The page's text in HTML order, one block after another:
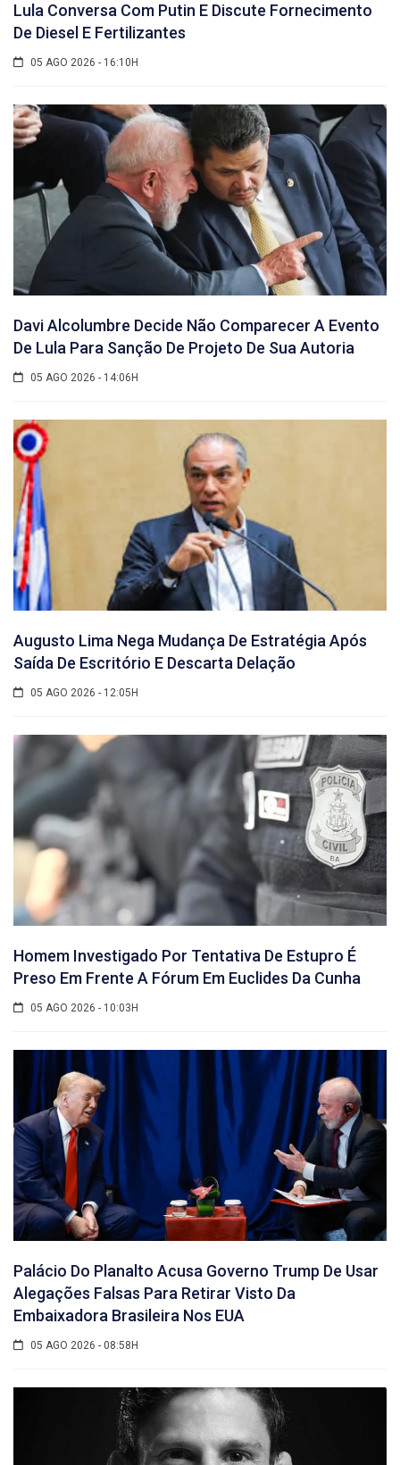
Lula Conversa Com Putin E Discute Fornecimento
De Diesel E Fertilizantes
05 AGO 2026 - 16:10H
Davi Alcolumbre Decide Não Comparecer A Evento
De Lula Para Sanção De Projeto De Sua Autoria
05 AGO 2026 - 14:06H
Augusto Lima Nega Mudança De Estratégia Após
Saída De Escritório E Descarta Delação
05 AGO 2026 - 12:05H
Homem Investigado Por Tentativa De Estupro É
Preso Em Frente A Fórum Em Euclides Da Cunha
05 AGO 2026 - 10:03H
Palácio Do Planalto Acusa Governo Trump De Usar
Alegações Falsas Para Retirar Visto Da
Embaixadora Brasileira Nos EUA
05 AGO 2026 - 08:58H